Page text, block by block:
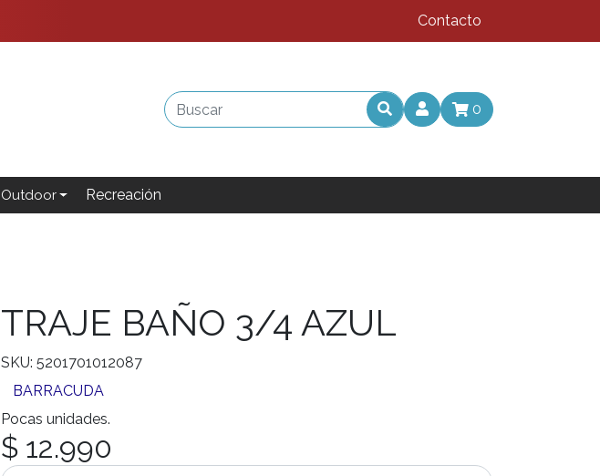
Contacto
0
Outdoor Recreación
TRAJE BAÑO 3/4 AZUL
SKU: 5201701012087
BARRACUDA
Pocas unidades.
$ 12.990